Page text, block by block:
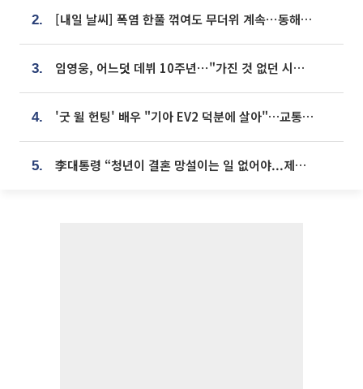
2. [내일 날씨] 폭염 한풀 꺾여도 무더위 계속⋯동해안 이틀 연속 비
3. 임영웅, 어느덧 데뷔 10주년⋯"가진 것 없던 시절, 내 앞엔 20명의 팬뿐"
4. '굿 윌 헌팅' 배우 "기아 EV2 덕분에 살아"…교통사고 후 안전성 극찬
5. 李대통령 “청년이 결혼 망설이는 일 없어야...제도상 불이익 조사”